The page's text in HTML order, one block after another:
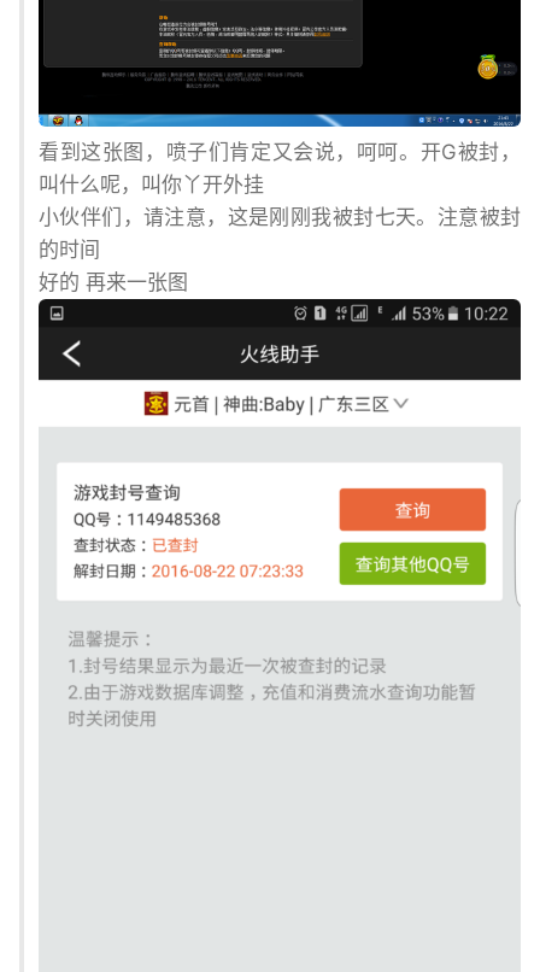
看到这张图，喷子们肯定又会说，呵呵。开G被封，
叫什么呢，叫你丫开外挂
小伙伴们，请注意，这是刚刚我被封七天。注意被封
的时间
好的 再来一张图